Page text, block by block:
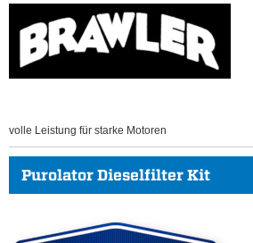
volle Leistung für starke Motoren
Purolator Dieselfilter Kit